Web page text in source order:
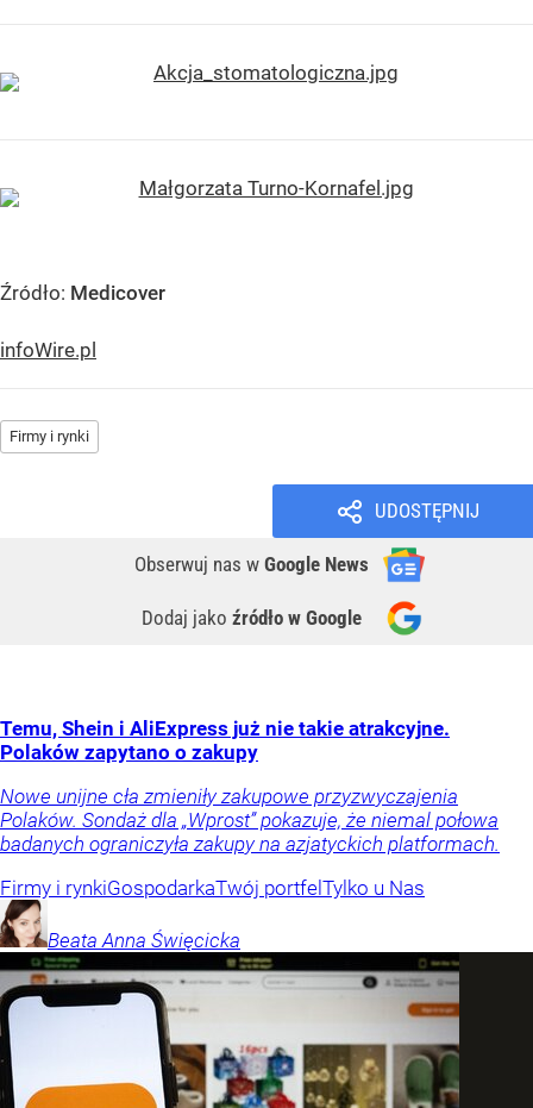
Źródło: Medicover
infoWire.pl
Firmy i rynki
UDOSTĘPNIJ
Obserwuj nas w Google News
Dodaj jako źródło w Google
Temu, Shein i AliExpress już nie takie atrakcyjne.
Polaków zapytano o zakupy
Nowe unijne cła zmieniły zakupowe przyzwyczajenia
Polaków. Sondaż dla „Wprost” pokazuje, że niemal połowa
badanych ograniczyła zakupy na azjatyckich platformach.
Firmy i rynkiGospodarkaTwój portfelTylko u Nas
Beata Anna Święcicka